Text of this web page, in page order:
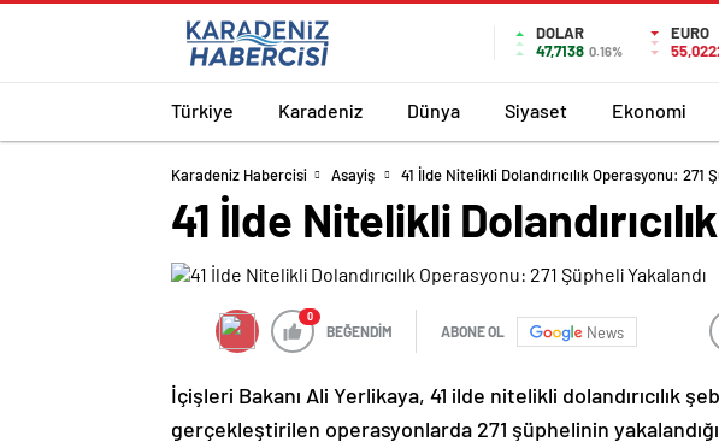
DOLAR
47,7138 0.16%
EURO
Türkiye Karadeniz Dünya Siyaset Ekonomi
Karadeniz Habercisi Asayiş 41 İlde Nitelikli Dolandırıcılık Operasyonu: 271
41 İlde Nitelikli
0
BEĞENDİM ABONE OL News
İçişleri Bakanı Ali Yerlikaya, 41 ilde nitelikli dolandırıcılık
gerçekleştirilen operasyonlarda 271 şüphelinin